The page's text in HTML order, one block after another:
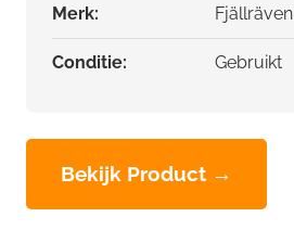
Merk: Fjällräven
Conditie: Gebruikt
Bekijk Product →